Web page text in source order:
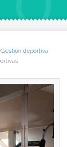
proporcionar
periódica sobre
deportiva